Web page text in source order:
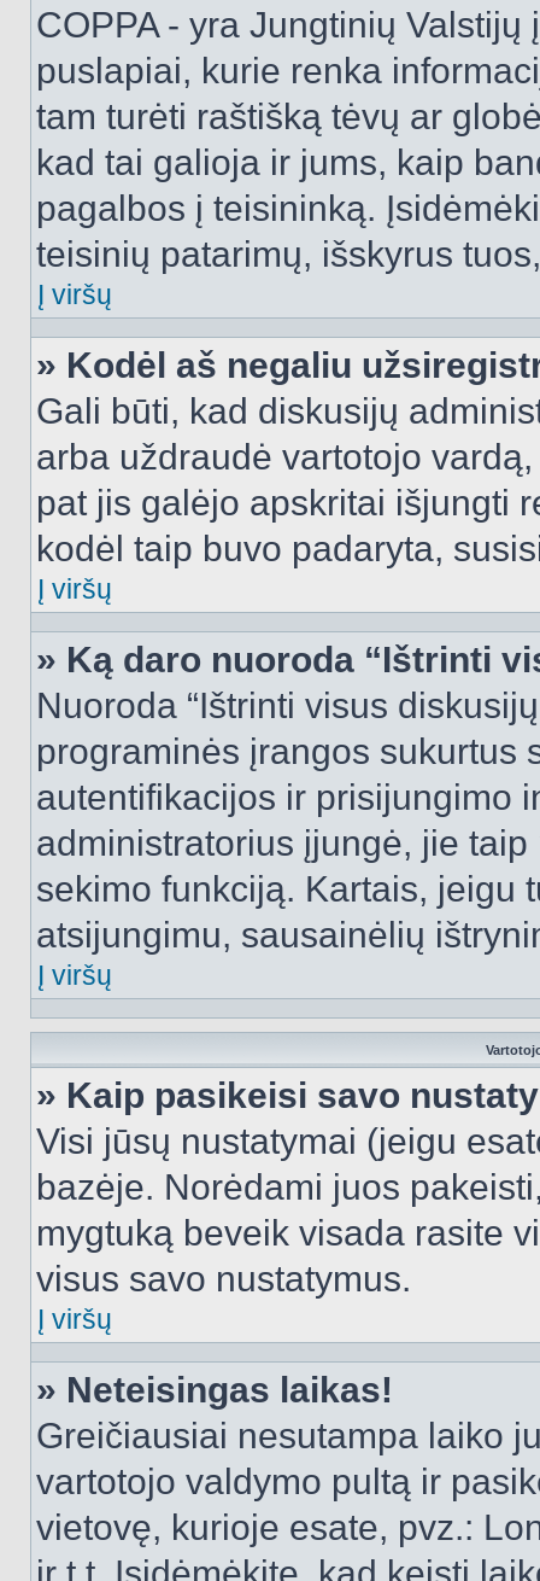
COPPA - yra Jungtinių
puslapiai, kurie renka
tam turėti raštišką tėvų ar
kad tai galioja ir jums, kaip
pagalbos į teisininką.
teisinių patarimų, išskyrus
Į viršų
» Kodėl aš negaliu
Gali būti, kad diskusijų
arba uždraudė vartotojo
pat jis galėjo apskritai išjungti
kodėl taip buvo padaryta,
Į viršų
» Ką daro nuoroda “Ištrinti
Nuoroda “Ištrinti visus
programinės įrangos sukurtus
autentifikacijos ir prisijungimo
administratorius įjungė, jie
sekimo funkciją. Kartais, jeigu
atsijungimu, sausainėlių
Į viršų
» Kaip pasikeisi savo
Visi jūsų nustatymai (jeigu
bazėje. Norėdami juos
mygtuką beveik visada rasite
visus savo nustatymus.
Į viršų
» Neteisingas laikas!
Greičiausiai nesutampa laiko
vartotojo valdymo pultą ir
vietovę, kurioje esate, pvz.: